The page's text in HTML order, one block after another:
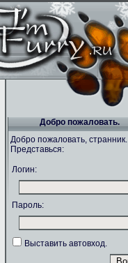
Добро пожаловать.
Добро пожаловать, странник.
Представься:
Логин:
Пароль:
Выставить автовход.